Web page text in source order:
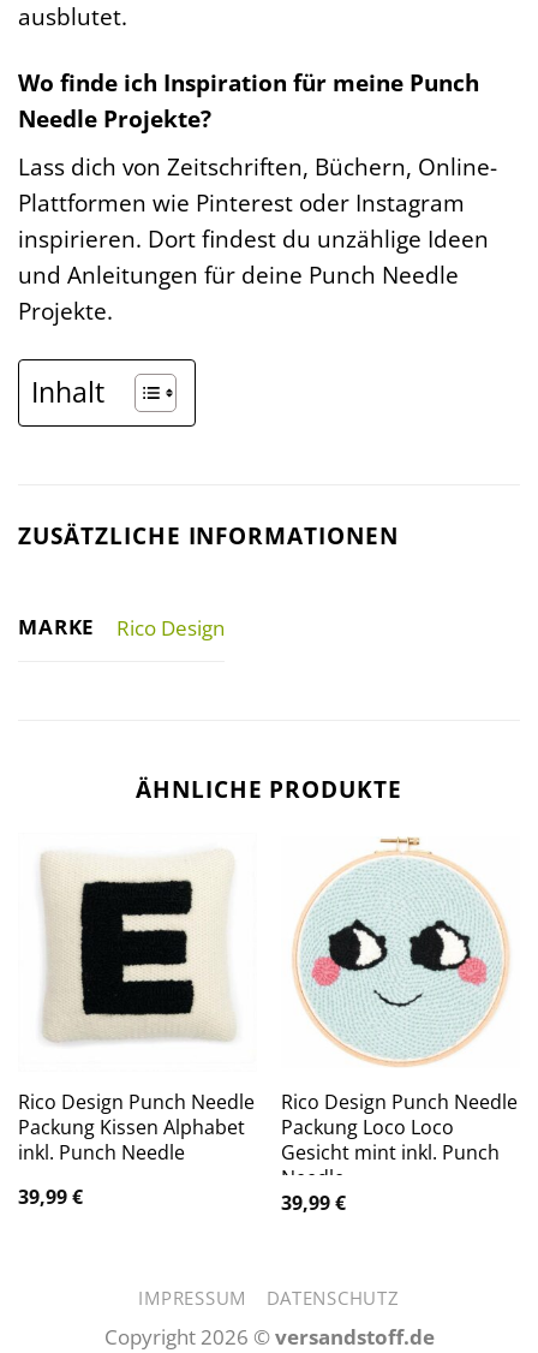
ausblutet.
Wo finde ich Inspiration für meine Punch
Needle Projekte?
Lass dich von Zeitschriften, Büchern, Online-
Plattformen wie Pinterest oder Instagram
inspirieren. Dort findest du unzählige Ideen
und Anleitungen für deine Punch Needle
Projekte.
Inhalt
ZUSÄTZLICHE INFORMATIONEN
MARKE Rico Design
ÄHNLICHE PRODUKTE
Rico Design Punch Needle
Packung Kissen Alphabet
inkl. Punch Needle
39,99€
Rico Design Punch Needle
Packung Loco Loco
Gesicht mint inkl. Punch
Needle
39,99€
IMPRESSUM DATENSCHUTZ
Copyright 2026 ©versandstoff.de